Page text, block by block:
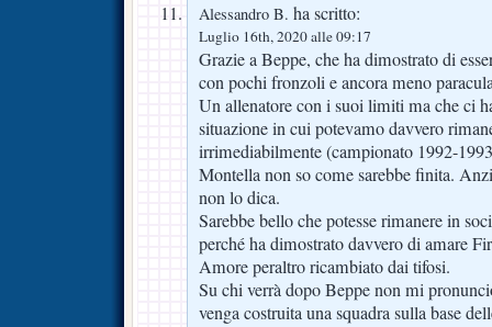
Alessandro B. ha scritto:
Luglio 16th, 2020 alle 09:17
Grazie a Beppe, che ha dimostrato di
con pochi fronzoli e ancora meno
Un allenatore con i suoi limiti ma che ci
situazione in cui potevamo davvero
irrimediabilmente (campionato 1992-
Montella non so come sarebbe finita.
non lo dica.
Sarebbe bello che potesse rimanere in
perché ha dimostrato davvero di amare
Amore peraltro ricambiato dai tifosi.
Su chi verrà dopo Beppe non mi
venga costruita una squadra sulla base